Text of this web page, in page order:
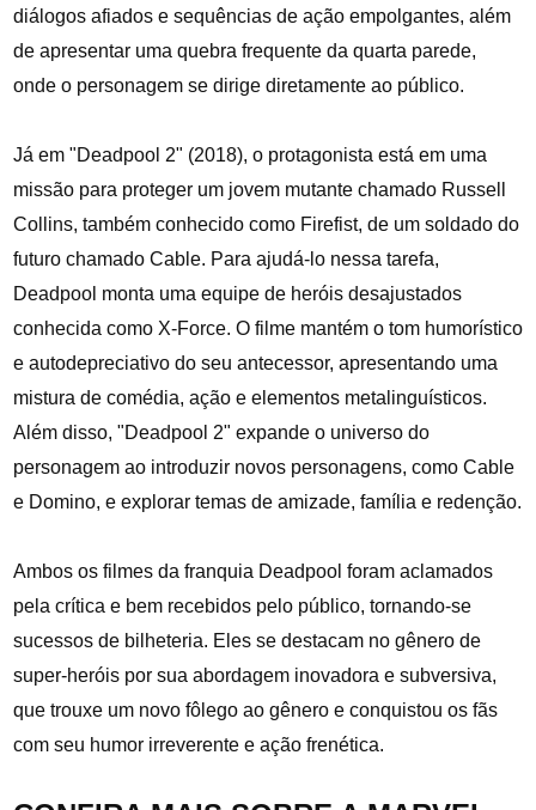
diálogos afiados e sequências de ação empolgantes, além
de apresentar uma quebra frequente da quarta parede,
onde o personagem se dirige diretamente ao público.
Já em "Deadpool 2" (2018), o protagonista está em uma
missão para proteger um jovem mutante chamado Russell
Collins, também conhecido como Firefist, de um soldado do
futuro chamado Cable. Para ajudá-lo nessa tarefa,
Deadpool monta uma equipe de heróis desajustados
conhecida como X-Force. O filme mantém o tom humorístico
e autodepreciativo do seu antecessor, apresentando uma
mistura de comédia, ação e elementos metalinguísticos.
Além disso, "Deadpool 2" expande o universo do
personagem ao introduzir novos personagens, como Cable
e Domino, e explorar temas de amizade, família e redenção.
Ambos os filmes da franquia Deadpool foram aclamados
pela crítica e bem recebidos pelo público, tornando-se
sucessos de bilheteria. Eles se destacam no gênero de
super-heróis por sua abordagem inovadora e subversiva,
que trouxe um novo fôlego ao gênero e conquistou os fãs
com seu humor irreverente e ação frenética.